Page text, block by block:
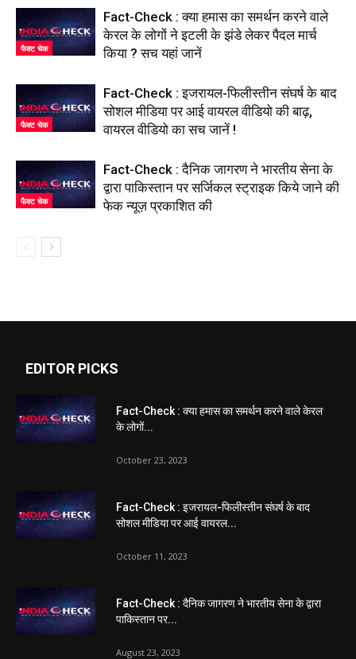
फैक्ट चेक
Fact-Check : क्या हमास का समर्थन करने वाले
केरल के लोगों ने इटली के झंडे लेकर पैदल मार्च
किया ? सच यहां जानें
फैक्ट चेक
Fact-Check : इजरायल-फिलीस्तीन संघर्ष के बाद
सोशल मीडिया पर आई वायरल वीडियो की बाढ़,
वायरल वीडियो का सच जानें !
फैक्ट चेक
Fact-Check : दैनिक जागरण ने भारतीय सेना के
द्वारा पाकिस्तान पर सर्जिकल स्ट्राइक किये जाने की
फेक न्यूज़ प्रकाशित की
EDITOR PICKS
Fact-Check : क्या हमास का समर्थन करने वाले केरल
के लोगों...
October 23, 2023
Fact-Check : इजरायल-फिलीस्तीन संघर्ष के बाद
सोशल मीडिया पर आई वायरल...
October 11, 2023
Fact-Check : दैनिक जागरण ने भारतीय सेना के द्वारा
पाकिस्तान पर...
August 23, 2023